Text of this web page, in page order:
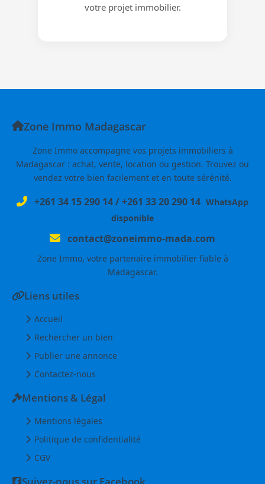
votre projet immobilier.
Zone Immo Madagascar
Zone Immo accompagne vos projets immobiliers à
Madagascar : achat, vente, location ou gestion. Trouvez ou
vendez votre bien facilement et en toute sérénité.
+261 34 15 290 14/+261 33 20 290 14 WhatsApp
disponible
contact@zoneimmo-mada.com
Zone Immo, votre partenaire immobilier fiable à
Madagascar.
Liens utiles
Accueil
Rechercher un bien
Publier une annonce
Contactez-nous
Mentions & Légal
Mentions légales
Politique de confidentialité
CGV
Suivez-nous sur Facebook